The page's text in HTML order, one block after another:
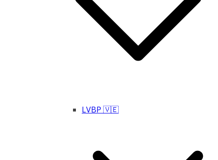
LVBP 🇻🇪